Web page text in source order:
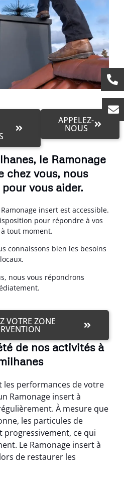
APPELEZ-
NOUS
le Ramonage
chez vous, nous
vous aider.
insert est accessible.
pour répondre à vos
tout moment.
connaissons bien les besoins
locaux.
nous vous répondrons
VOTRE ZONE
de nos activités à
les performances de votre
Ramonage insert à
À mesure que
les particules de
progressivement, ce qui
Le Ramonage insert à
de restaurer les